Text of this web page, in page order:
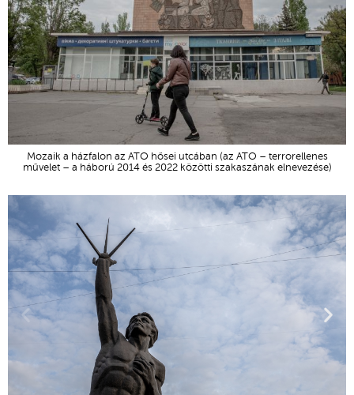
Mozaik a házfalon az ATO hősei utcában (az ATO – terrorellenes
művelet – a háború 2014 és 2022 közötti szakaszának elnevezése)